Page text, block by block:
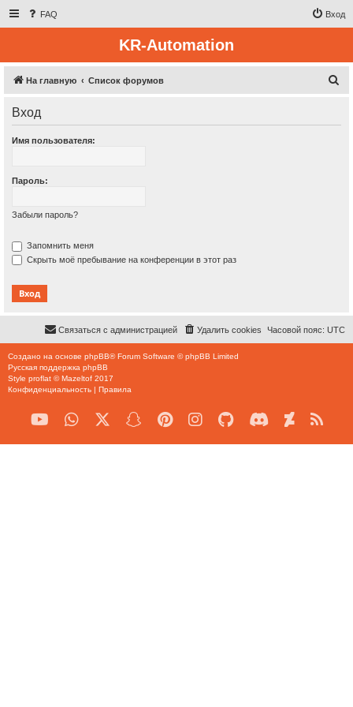
FAQ Вход
KR-Automation
На главную Список форумов
Вход
Имя пользователя:
Пароль:
Забыли пароль?
Запомнить меня
Скрыть моё пребывание на конференции в этот раз
Часовой пояс: UTC
Удалить cookies
Связаться с администрацией
Создано на основе phpBB® Forum Software © phpBB Limited
Русская поддержка phpBB
Style proflat ©Mazeltof 2017
Конфиденциальность | Правила